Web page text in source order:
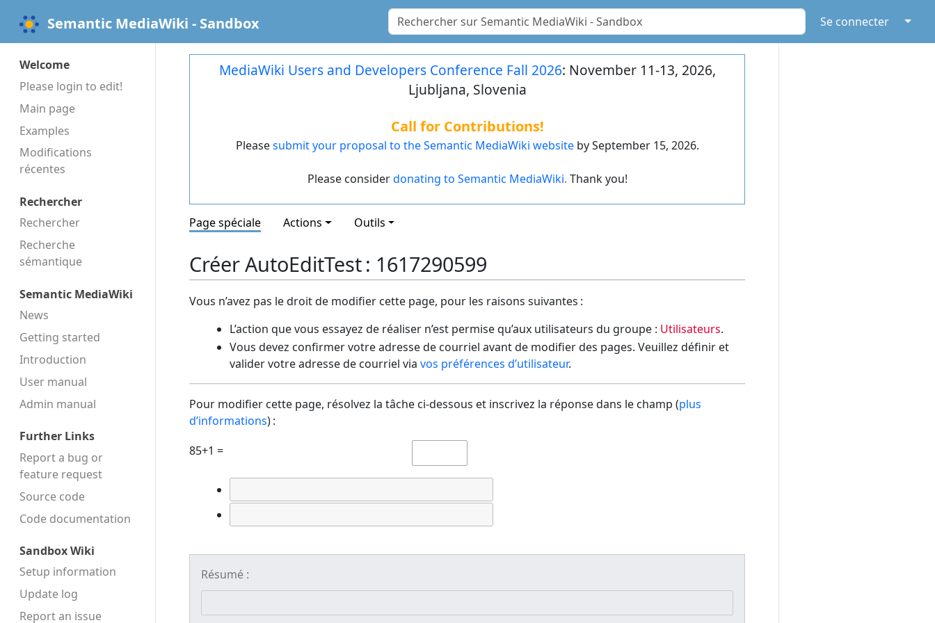
Semantic MediaWiki - Sandbox Se connecter ↓
Welcome
Please login to edit!
Main page
Examples
Modifications
récentes
Rechercher
Rechercher
Recherche
sémantique
Semantic MediaWiki
News
Getting started
Introduction
User manual
Admin manual
Further Links
Report a bug or
feature request
Source code
Code docu­mentation
Sandbox Wiki
Setup information
Update log
Report an issue
MediaWiki Users and Developers Conference Fall 2026: November 11-13, 2026,
Ljubljana, Slovenia
Call for Contributions!
Pleasesubmit your proposal to the Semantic MediaWiki websiteby September 15, 2026.
Please considerdonating to Semantic MediaWiki. Thank you!
Page spéciale Actions Outils
Créer AutoEditTest : 1617290599
Vous n’avez pas le droit de modifier cette page, pour les raisons suivantes :
L’action que vous essayez de réaliser n’est permise qu’aux utilisateurs du groupe : Utilisateurs.
Vous devez confirmer votre adresse de courriel avant de modifier des pages. Veuillez définir et
valider votre adresse de courriel via vos préférences d’utilisateur.
Pour modifier cette page, résolvez la tâche ci-dessous et inscrivez la réponse dans le champ (plus
d’informations) :
85+1 =
Résumé :